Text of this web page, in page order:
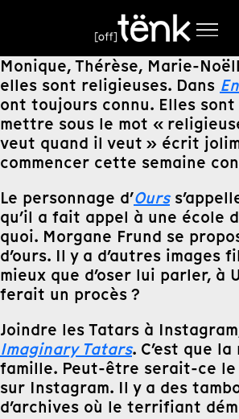
Monique, Thérèse, Marie-
elles sont religieuses. Dans
ont toujours connu. Elles
mettre sous le mot «
veut quand il veut » écrit
commencer cette semaine
Le personnage d’Ours
qu’il a fait appel à une école
quoi. Morgane Frund se
d’ours. Il y a d’autres
mieux que d’oser lui parler, à
ferait un procès ?
Joindre les Tatars à
Imaginary Tatars. C’est que
famille. Peut-être serait-ce le
sur Instagram. Il y a des
d’archives où le terrifiant